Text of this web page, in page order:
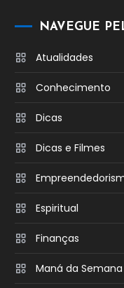
NAVEGUE
Atualidades
Conhecimento
Dicas
Dicas e Filmes
Espiritual
Finanças
Maná da Semana